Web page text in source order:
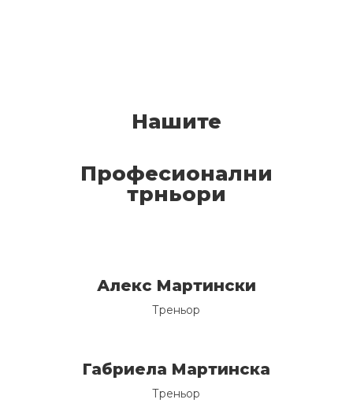
Нашите
Професионални
трньори
Алекс Мартински
Треньор
Габриела Мартинска
Треньор